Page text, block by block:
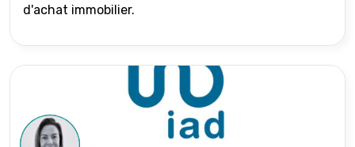
d'achat immobilier.